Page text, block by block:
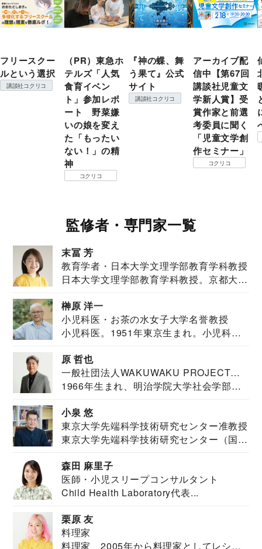
フリースクー
ルという選択
講談社コクリコ
（PR）東急ホ
テルズ「人気
食育イベン
ト」参加レポ
ート 野菜嫌
いの娘を変え
た「もったい
ない！」の精
神
コクリコ
『神の蝶、舞
う果て』公式
サイト
講談社コクリコ
アーカイブ配
信中【第67回
講談社児童文
学新人賞】受
賞作家と前選
考委員に聞く
「児童文学創
作セミナー」
コクリコ
監修者・専門家一覧
末冨 芳
教育学者・日本大学文理学部教育学科教授
日本大学文理学部教育学科教授。京都大学
榊原 洋一
小児科医・お茶の水女子大学名誉教授
小児科医。1951年東京生まれ。小児科
原 哲也
一般社団法人WAKUWAKU PROJECT
JAPAN代表・言語聴覚士・社会福祉士
1966年生まれ、明治学院大学社会学部福
小泉 悠
東京大学先端科学技術研究センター准教授
東京大学先端科学技術研究センター（国際
森田 麻里子
医師・小児スリープコンサルタント
Child Health Laboratory代表...
栗原 友
料理家
料理家 2005年から料理家としてレシピ